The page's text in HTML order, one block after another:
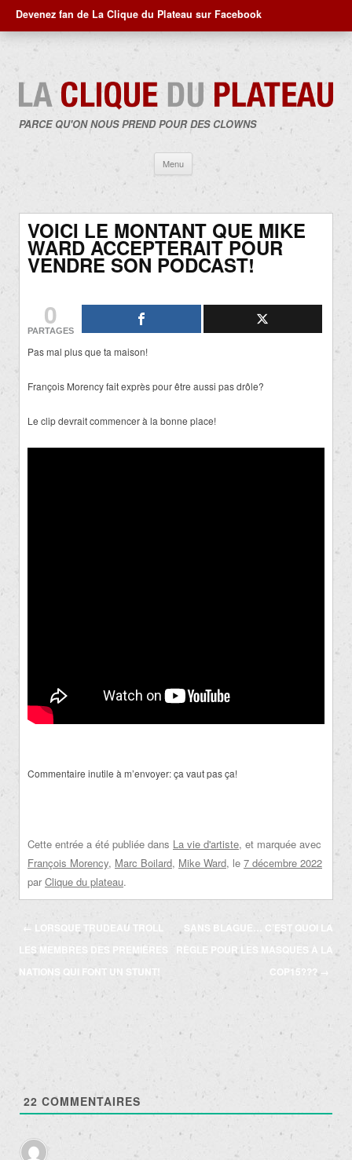
Devenez fan de La Clique du Plateau sur Facebook
PARCE QU'ON NOUS PREND POUR DES CLOWNS
Menu
contenu
VOICI LE MONTANT QUE MIKE
WARD ACCEPTERAIT POUR
VENDRE SON PODCAST!
0
PARTAGES
Pas mal plus que ta maison!
François Morency fait exprès pour être aussi pas drôle?
Le clip devrait commencer à la bonne place!
Commentaire inutile à m’envoyer: ça vaut pas ça!
Cette entrée a été publiée dans La vie d'artiste, et marquée avec
François Morency, Marc Boilard, Mike Ward, le 7 décembre 2022
par Clique du plateau.
Navigation
des
articles
← LORSQUE TRUDEAU TROLL
LES MEMBRES DES PREMIÈRES
NATIONS QUI FONT UN STUNT!
SANS BLAGUE… C’EST QUOI LA
RÈGLE POUR LES MASQUES À LA
COP15???
22 COMMENTAIRES